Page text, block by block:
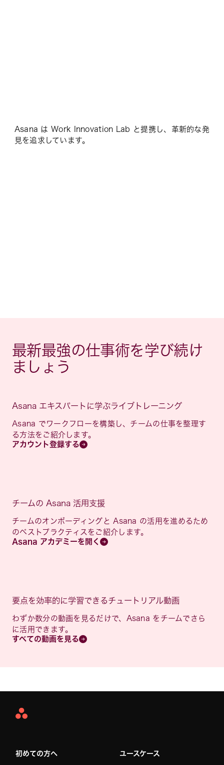
Asana は Work Innovation Lab と提携し、革新的な発
見を追求しています。
最新最強の仕事術を学び続け
ましょう
Asana エキスパートに学ぶライブトレーニング
Asana でワークフローを構築し、チームの仕事を整理す
る方法をご紹介します。
アカウント登録する
チームの Asana 活用支援
チームのオンボーディングと Asana の活用を進めるため
のベストプラクティスをご紹介します。
Asana アカデミーを開く
要点を効率的に学習できるチュートリアル動画
わずか数分の動画を見るだけで、Asana をチームでさら
に活用できます。
すべての動画を見る
Asana
初めての方へ ユースケース